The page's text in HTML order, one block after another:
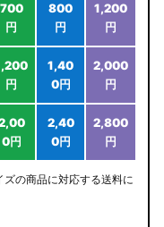
700
円
800
円
1,200
円
円
1,40
0円
2,000
円
0円
2,40
0円
2,800
円
の商品に対応する送料に